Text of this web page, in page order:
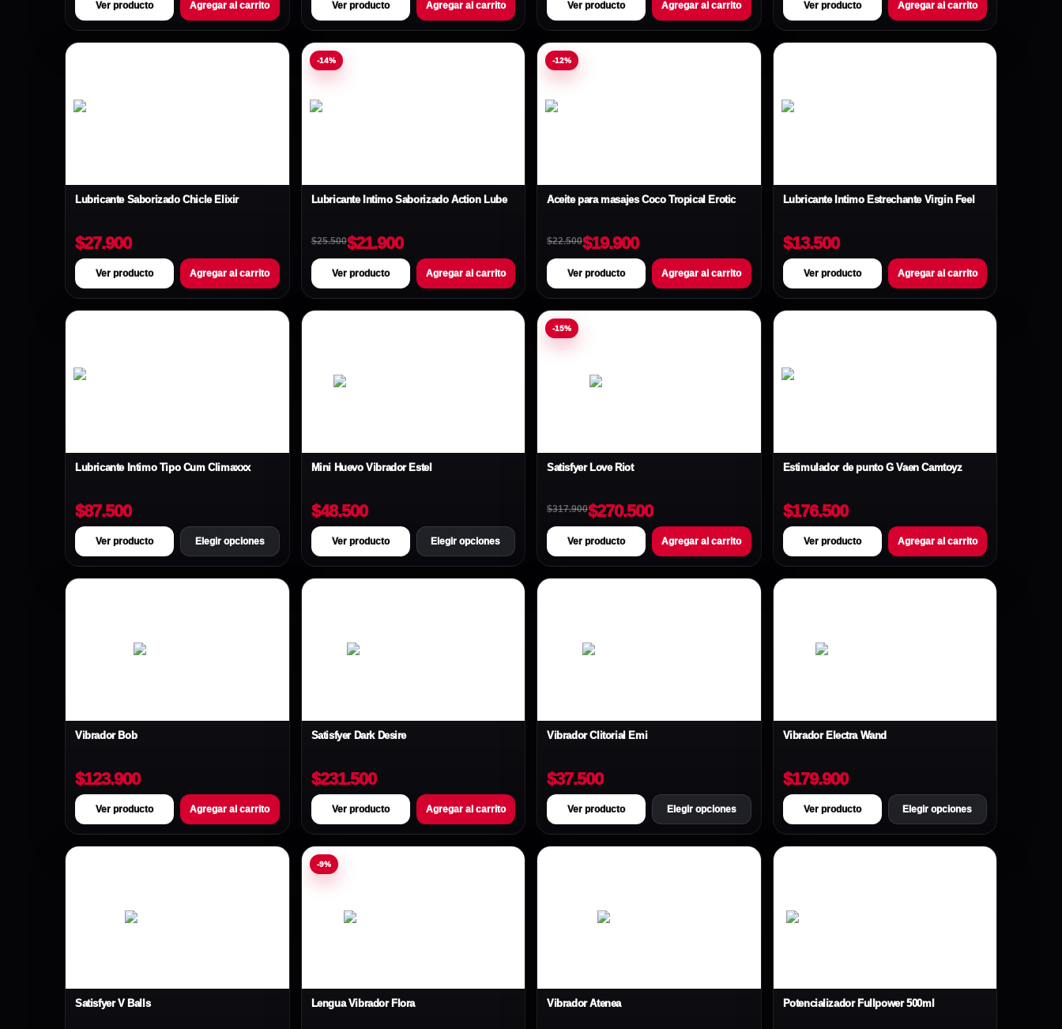
Ver producto Agregar al carrito Ver producto Agregar al carrito Ver producto Agregar al carrito Ver producto Agregar al carrito
Lubricante Saborizado Chicle Elixir
$27.900
Ver producto Agregar al carrito
-14%
Lubricante Íntimo Saborizado Action Lube
$25.500$21.900
Ver producto Agregar al carrito
-12%
Aceite para masajes Coco Tropical Erotic
$22.500$19.900
Ver producto Agregar al carrito
Lubricante Íntimo Estrechante Virgin Feel
$13.500
Ver producto Agregar al carrito
Lubricante Íntimo Tipo Cum Climaxxx
$87.500
Ver producto Elegir opciones
Mini Huevo Vibrador Estel
$48.500
Ver producto Elegir opciones
-15%
Satisfyer Love Riot
$317.900$270.500
Ver producto Agregar al carrito
Estimulador de punto G Vaen Camtoyz
$176.500
Ver producto Agregar al carrito
Vibrador Bob
$123.900
Ver producto Agregar al carrito
Satisfyer Dark Desire
$231.500
Ver producto Agregar al carrito
Vibrador Clitorial Emi
$37.500
Ver producto Elegir opciones
Vibrador Electra Wand
$179.900
Ver producto Elegir opciones
Satisfyer V Balls
-9%
Lengua Vibrador Flora Vibrador Atenea Potencializador Fullpower 500ml